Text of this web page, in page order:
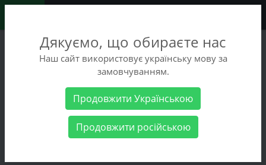
+38 (068) 486-90-09
+38 (093) 486-90-09
Женские товары Женская обувь
Босоножки L'Amo 015
Дякуємо, що обираєте нас
Наш сайт використовує українську мову за
замовчуванням.
Продовжити Українською
Продовжити російською